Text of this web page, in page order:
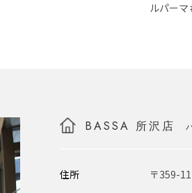
ルパーマ
BASSA 所沢店
住所
〒359-